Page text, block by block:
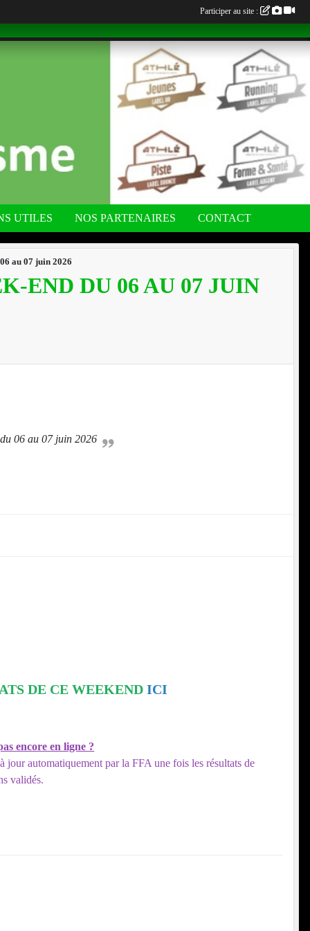
UTILES NOS PARTENAIRES CONTACT
au 07 juin 2026
END DU 06 AU 07 JUIN
du 06 au 07 juin 2026
DE CE WEEKENDICI
encore en ligne ?
jour automatiquement par la FFA une fois les résultats de
validés.
Participer au site :